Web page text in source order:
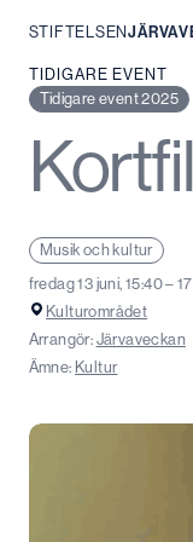
Hoppa
STIFTELSEN
TIDIGARE EVENT
Tidigare event 2025
Musik och kultur
fredag 13 juni, 15:40 –
Kulturområdet
Arrangör: Järvaveckan
Ämne: Kultur